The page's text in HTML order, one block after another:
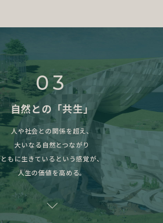
03
自然との「共生」
人や社会との関係を超え、
大いなる自然とつながり
ともに生きているという感覚が、
人生の価値を高める。